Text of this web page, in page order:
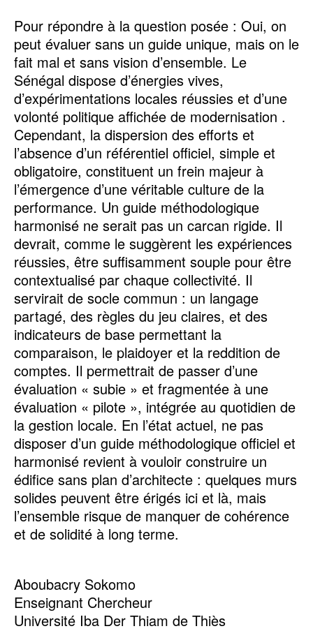
Pour répondre à la question posée : Oui, on
peut évaluer sans un guide unique, mais on le
fait mal et sans vision d’ensemble. Le
Sénégal dispose d’énergies vives,
d’expérimentations locales réussies et d’une
volonté politique affichée de modernisation .
Cependant, la dispersion des efforts et
l’absence d’un référentiel officiel, simple et
obligatoire, constituent un frein majeur à
l’émergence d’une véritable culture de la
performance. Un guide méthodologique
harmonisé ne serait pas un carcan rigide. Il
devrait, comme le suggèrent les expériences
réussies, être suffisamment souple pour être
contextualisé par chaque collectivité. Il
servirait de socle commun : un langage
partagé, des règles du jeu claires, et des
indicateurs de base permettant la
comparaison, le plaidoyer et la reddition de
comptes. Il permettrait de passer d’une
évaluation « subie » et fragmentée à une
évaluation « pilote », intégrée au quotidien de
la gestion locale. En l’état actuel, ne pas
disposer d’un guide méthodologique officiel et
harmonisé revient à vouloir construire un
édifice sans plan d’architecte : quelques murs
solides peuvent être érigés ici et là, mais
l’ensemble risque de manquer de cohérence
et de solidité à long terme.
Aboubacry Sokomo
Enseignant Chercheur
Université Iba Der Thiam de Thiès